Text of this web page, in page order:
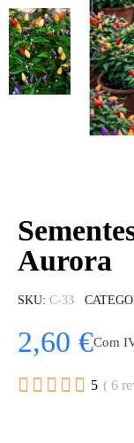
Aurora
SKU C-33
2,60 €Com
     5 ( 6